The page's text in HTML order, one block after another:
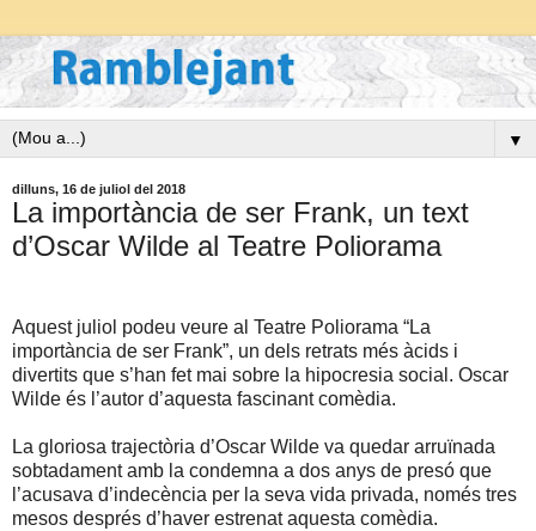
▼
dilluns, 16 de juliol del 2018
La importància de ser Frank, un text
d’Oscar Wilde al Teatre Poliorama
Aquest juliol podeu veure al Teatre Poliorama “La
importància de ser Frank”, un dels retrats més àcids i
divertits que s’han fet mai sobre la hipocresia social. Oscar
Wilde és l’autor d’aquesta fascinant comèdia.
La gloriosa trajectòria d’Oscar Wilde va quedar arruïnada
sobtadament amb la condemna a dos anys de presó que
l’acusava d’indecència per la seva vida privada, només tres
mesos després d’haver estrenat aquesta comèdia.